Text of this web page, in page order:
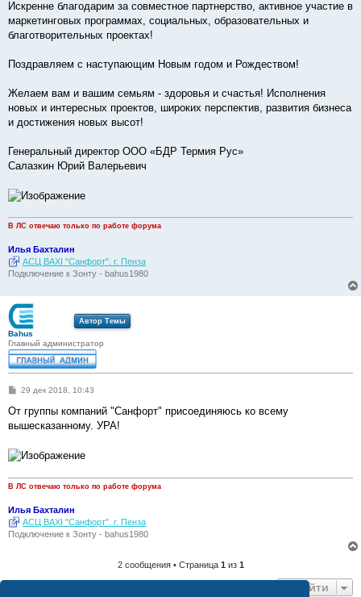
Искренне благодарим за совместное партнерство, активное участие в
маркетинговых программах, социальных, образовательных и
благотворительных проектах!
Поздравляем с наступающим Новым годом и Рождеством!
Желаем вам и вашим семьям - здоровья и счастья! Исполнения
новых и интересных проектов, широких перспектив, развития бизнеса
и достижения новых высот!
Генеральный директор ООО «БДР Термия Рус»
Салазкин Юрий Валерьевич
В ЛС отвечаю только по работе форума
Илья Бахталин
АСЦ BAXI "Санфорт". г. Пенза
Подключение к Зонту - bahus1980
Автор Темы
Bahus
Главный администратор
С
о
щ
н
и
29 дек 2018, 10:43
От группы компаний "Санфорт" присоединяюсь ко всему
вышесказанному. УРА!
В ЛС отвечаю только по работе форума
Илья Бахталин
АСЦ BAXI "Санфорт". г. Пенза
Подключение к Зонту - bahus1980
2 сообщения • Страница 1 из 1
Перейти